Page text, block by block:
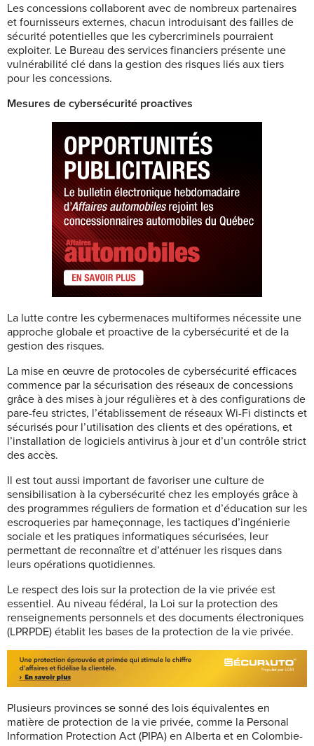
Les concessions collaborent avec de nombreux partenaires
et fournisseurs externes, chacun introduisant des failles de
sécurité potentielles que les cybercriminels pourraient
exploiter. Le Bureau des services financiers présente une
vulnérabilité clé dans la gestion des risques liés aux tiers
pour les concessions.
Mesures de cybersécurité proactives
La lutte contre les cybermenaces multiformes nécessite une
approche globale et proactive de la cybersécurité et de la
gestion des risques.
La mise en œuvre de protocoles de cybersécurité efficaces
commence par la sécurisation des réseaux de concessions
grâce à des mises à jour régulières et à des configurations de
pare-feu strictes, l’établissement de réseaux Wi-Fi distincts et
sécurisés pour l’utilisation des clients et des opérations, et
l’installation de logiciels antivirus à jour et d’un contrôle strict
des accès.
Il est tout aussi important de favoriser une culture de
sensibilisation à la cybersécurité chez les employés grâce à
des programmes réguliers de formation et d’éducation sur les
escroqueries par hameçonnage, les tactiques d’ingénierie
sociale et les pratiques informatiques sécurisées, leur
permettant de reconnaître et d’atténuer les risques dans
leurs opérations quotidiennes.
Le respect des lois sur la protection de la vie privée est
essentiel. Au niveau fédéral, la Loi sur la protection des
renseignements personnels et des documents électroniques
(LPRPDE) établit les bases de la protection de la vie privée.
Plusieurs provinces se sonné des lois équivalentes en
matière de protection de la vie privée, comme la Personal
Information Protection Act (PIPA) en Alberta et en Colombie-